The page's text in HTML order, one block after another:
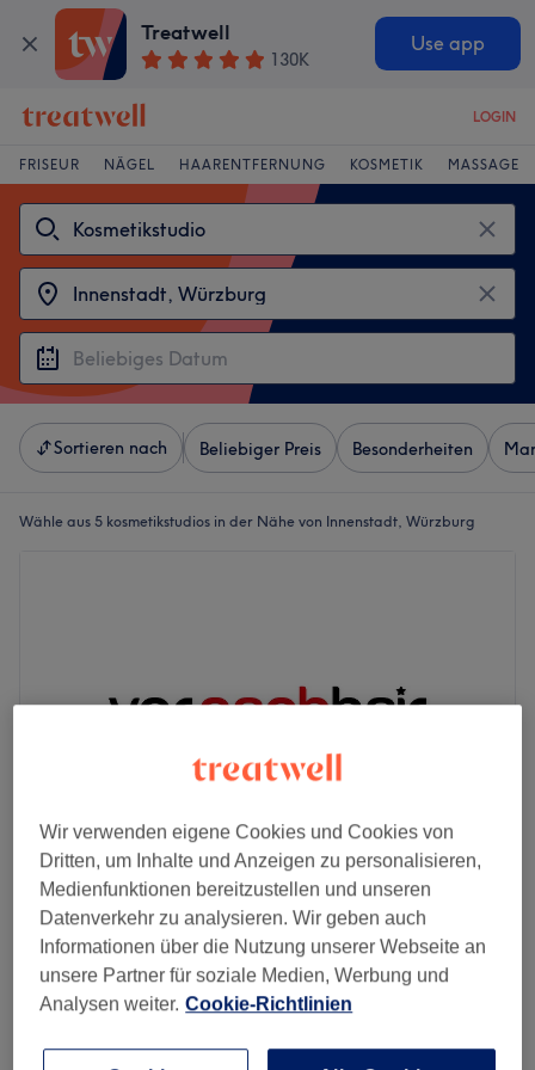
Treatwell
130K
Use app
LOGIN
FRISEUR NÄGEL HAARENTFERNUNG KOSMETIK MASSAGE
Sortieren nach Beliebiger Preis Besonderheiten
Wähle aus 5 kosmetikstudios in der Nähe von Innenstadt, Würzburg
VOR&NACHHAIR
4,8
4473 Bewertungen
Innenstadt, Würzburg
Auf Karte anzeigen
Herren - Waschen, Schneiden, Föhnen &
Kopfmassage
Wir verwenden eigene Cookies und Cookies von
Dritten, um Inhalte und Anzeigen zu personalisieren,
Medienfunktionen bereitzustellen und unseren
Datenverkehr zu analysieren. Wir geben auch
Informationen über die Nutzung unserer Webseite an
unsere Partner für soziale Medien, Werbung und
Analysen weiter. Cookie-Richtlinien